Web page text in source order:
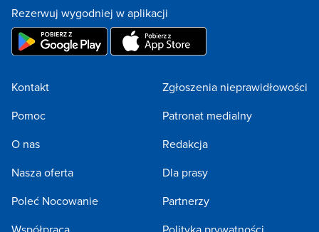
Rezerwuj wygodniej w aplikacji
Kontakt
Pomoc
O nas
Nasza oferta
Poleć Nocowanie
Zgłoszenia nieprawidłowości
Patronat medialny
Redakcja
Dla prasy
Partnerzy